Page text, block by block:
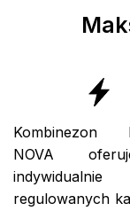
Kombinezon
NOVA
indywidualnie
regulowanych